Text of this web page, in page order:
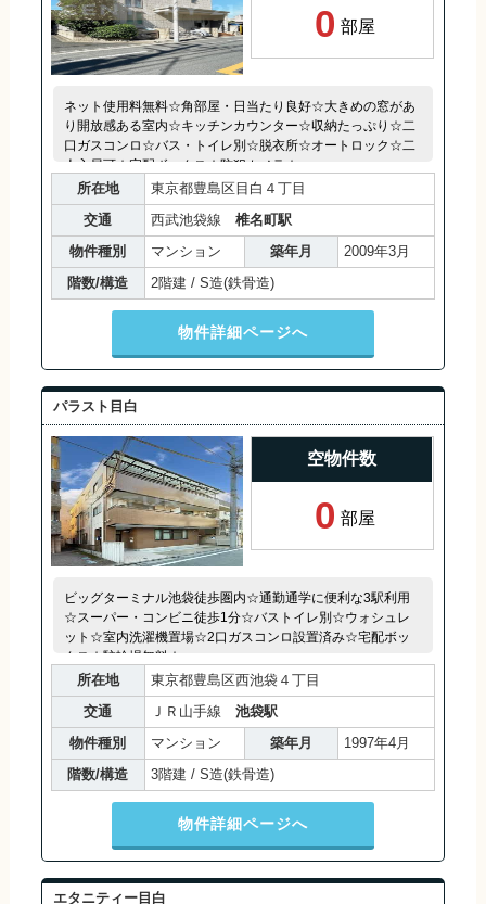
0 部屋
ネット使用料無料☆角部屋・日当たり良好☆大きめの窓があ
り開放感ある室内☆キッチンカウンター☆収納たっぷり☆二
口ガスコンロ☆バス・トイレ別☆脱衣所☆オートロック☆二
人入居可☆宅配ボックス☆防犯カメラ☆
所在地
東京都豊島区目白４丁目
交通
西武池袋線 椎名町駅
物件種別
マンション 築年月
2009年3月
階数/構造
2階建 / S造(鉄骨造)
物件詳細ページへ
パラスト目白
空物件数
0 部屋
ビッグターミナル池袋徒歩圏内☆通勤通学に便利な3駅利用
☆スーパー・コンビニ徒歩1分☆バストイレ別☆ウォシュレ
ット☆室内洗濯機置場☆2口ガスコンロ設置済み☆宅配ボッ
クス☆駐輪場無料☆
所在地
東京都豊島区西池袋４丁目
交通
ＪＲ山手線 池袋駅
物件種別
マンション 築年月
1997年4月
階数/構造
3階建 / S造(鉄骨造)
物件詳細ページへ
エタニティー目白